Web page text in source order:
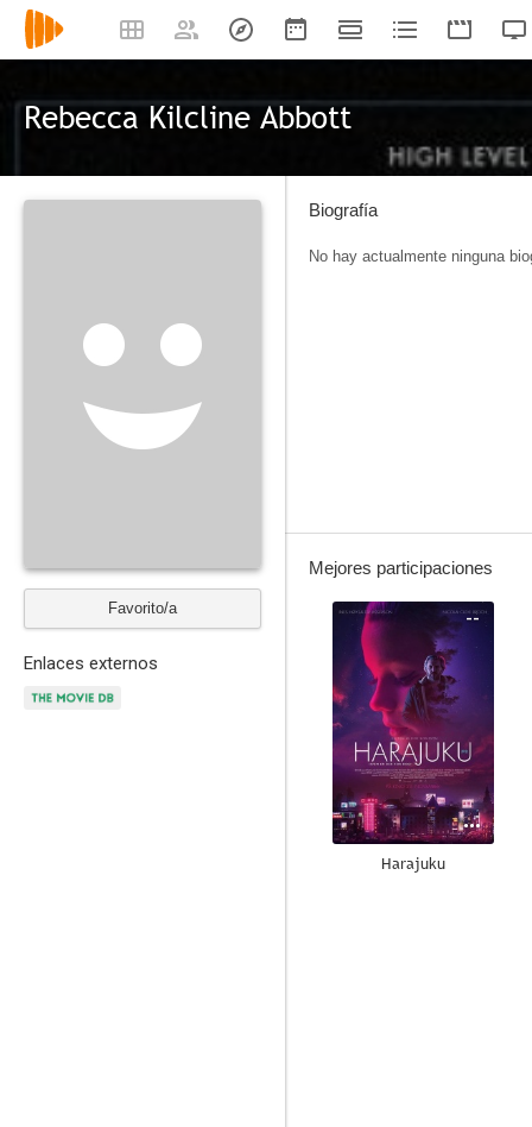
Rebecca Kilcline Abbott
Favorito/a
Enlaces externos
Biografía
No hay actualmente ninguna
Mejores participaciones
--
Harajuku